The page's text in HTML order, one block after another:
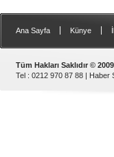
Ana Sayfa Künye
Tüm Hakları Saklıdır ©
Tel : 0212 970 87 88 | Haber